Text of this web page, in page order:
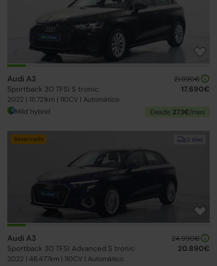
Audi A3
Sportback 30 TFSI S tronic
2022 | 111.721km | 110CV | Automático
21.990€
17.690€
Mild hybrid Desde 273€/mes
2 días
Reservado
Audi A3
Sportback 30 TFSI Advanced S tronic
2022 | 46.477km | 110CV | Automático
24.990€
20.890€